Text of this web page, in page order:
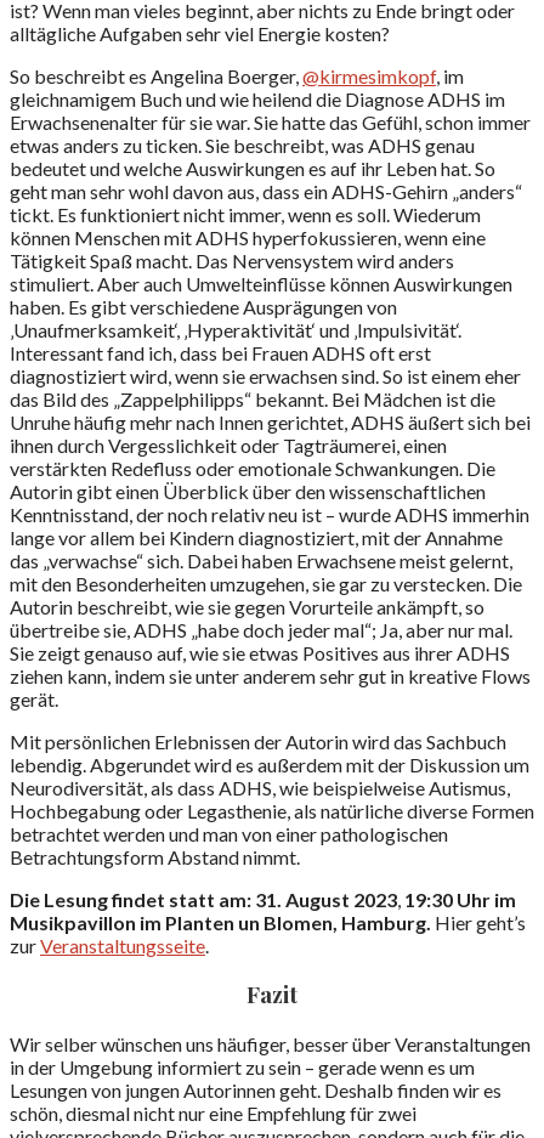
ist? Wenn man vieles beginnt, aber nichts zu Ende bringt oder
alltägliche Aufgaben sehr viel Energie kosten?
So beschreibt es Angelina Boerger, @kirmesimkopf, im
gleichnamigem Buch und wie heilend die Diagnose ADHS im
Erwachsenenalter für sie war. Sie hatte das Gefühl, schon immer
etwas anders zu ticken. Sie beschreibt, was ADHS genau
bedeutet und welche Auswirkungen es auf ihr Leben hat. So
geht man sehr wohl davon aus, dass ein ADHS-Gehirn „anders“
tickt. Es funktioniert nicht immer, wenn es soll. Wiederum
können Menschen mit ADHS hyperfokussieren, wenn eine
Tätigkeit Spaß macht. Das Nervensystem wird anders
stimuliert. Aber auch Umwelteinflüsse können Auswirkungen
haben. Es gibt verschiedene Ausprägungen von
‚Unaufmerksamkeit‘, ‚Hyperaktivität‘ und ‚Impulsivität‘.
Interessant fand ich, dass bei Frauen ADHS oft erst
diagnostiziert wird, wenn sie erwachsen sind. So ist einem eher
das Bild des „Zappelphilipps“ bekannt. Bei Mädchen ist die
Unruhe häufig mehr nach Innen gerichtet, ADHS äußert sich bei
ihnen durch Vergesslichkeit oder Tagträumerei, einen
verstärkten Redefluss oder emotionale Schwankungen. Die
Autorin gibt einen Überblick über den wissenschaftlichen
Kenntnisstand, der noch relativ neu ist – wurde ADHS immerhin
lange vor allem bei Kindern diagnostiziert, mit der Annahme
das „verwachse“ sich. Dabei haben Erwachsene meist gelernt,
mit den Besonderheiten umzugehen, sie gar zu verstecken. Die
Autorin beschreibt, wie sie gegen Vorurteile ankämpft, so
übertreibe sie, ADHS „habe doch jeder mal“; Ja, aber nur mal.
Sie zeigt genauso auf, wie sie etwas Positives aus ihrer ADHS
ziehen kann, indem sie unter anderem sehr gut in kreative Flows
gerät.
Mit persönlichen Erlebnissen der Autorin wird das Sachbuch
lebendig. Abgerundet wird es außerdem mit der Diskussion um
Neurodiversität, als dass ADHS, wie beispielweise Autismus,
Hochbegabung oder Legasthenie, als natürliche diverse Formen
betrachtet werden und man von einer pathologischen
Betrachtungsform Abstand nimmt.
Die Lesung findet statt am: 31. August 2023 19:30 Uhr im
Musikpavillon im Planten un Blomen, Hamburg. Hier geht’s
zurVeranstaltungsseite
Fazit
Wir selber wünschen uns häufiger, besser über Veranstaltungen
in der Umgebung informiert zu sein – gerade wenn es um
Lesungen von jungen Autorinnen geht. Deshalb finden wir es
schön, diesmal nicht nur eine Empfehlung für zwei